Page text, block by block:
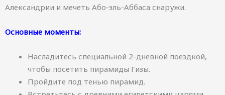
Александрии и мечеть Або-эль-Аббаса снаружи.
Основные моменты:
Насладитесь специальной 2-дневной поездкой,
чтобы посетить пирамиды Гизы.
Пройдите под тенью пирамид.